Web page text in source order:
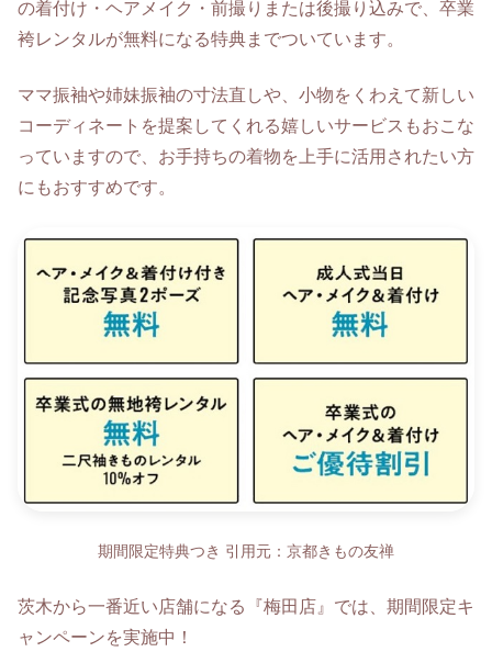
の着付け・ヘアメイク・前撮りまたは後撮り込みで、卒業
袴レンタルが無料になる特典までついています。
ママ振袖や姉妹振袖の寸法直しや、小物をくわえて新しい
コーディネートを提案してくれる嬉しいサービスもおこな
っていますので、お手持ちの着物を上手に活用されたい方
にもおすすめです。
期間限定特典つき 引用元：京都きもの友禅
茨木から一番近い店舗になる『梅田店』では、期間限定キ
ャンペーンを実施中！